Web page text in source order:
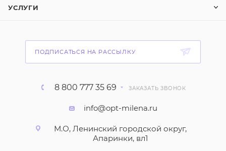
УСЛУГИ
ПОДПИСАТЬСЯ НА РАССЫЛКУ
8 800 777 35 69 ЗАКАЗАТЬ ЗВОНОК
info@opt-milena.ru
М.О, Ленинский городской округ,
Апаринки, вл1